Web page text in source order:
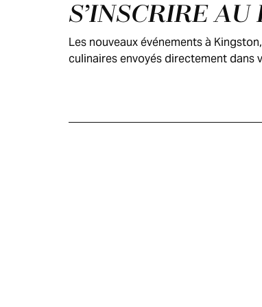
S’INSCRIRE
Les nouveaux événements à
culinaires envoyés directement dans